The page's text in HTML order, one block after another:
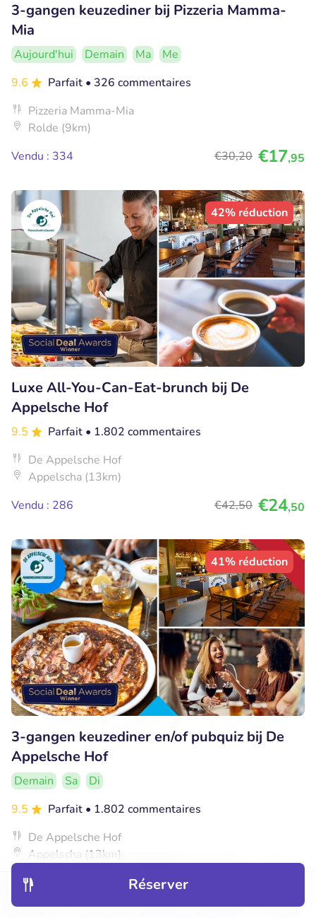
Réserver
3-gangen keuzediner bij Pizzeria Mamma-
Mia
Aujourd'hui Demain Ma
Me
9.6
Parfait • 326 commentaires
Pizzeria Mamma-Mia
Rolde (9km)
Vendu : 334
€30,20 €17,95
42% réduction
Luxe All-You-Can-Eat-brunch bij De
Appelsche Hof
9.5 Parfait • 1.802 commentaires
De Appelsche Hof
Appelscha (13km)
Vendu : 286
€42,50 €24,50
41% réduction
3-gangen keuzediner en/of pubquiz bij De
Appelsche Hof
Demain Sa
Di
9.5
Parfait • 1.802 commentaires
De Appelsche Hof
Appelscha (13km)
Vendu : 588